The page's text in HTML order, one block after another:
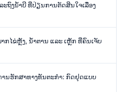
ະຖົງນ້ຳບີ ທີ່ປ່ຽນການຕັດສິນໃຈເລື່ອງ
ໄຂ່ຫຼັງ, ນ້ຳຕານ ແລະ ເຫຼັກ ທີ່ຄົນເຈັບ
ນຮັກສາທາງທັນຕະກຳ: ກົດຢຸດແບບ